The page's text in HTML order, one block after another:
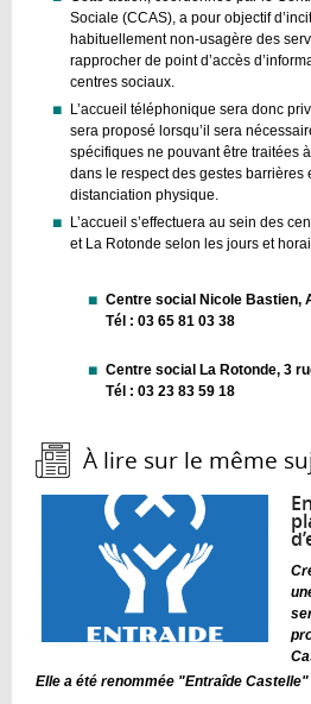
Sociale (CCAS), a pour objectif
habituellement non-usagère des
rapprocher de point d’accès
centres sociaux.
L’accueil téléphonique sera donc
sera proposé lorsqu’il sera
spécifiques ne pouvant être traitées
dans le respect des gestes barrières
distanciation physique.
L’accueil s’effectuera au sein des
et La Rotonde selon les jours et
Centre social Nicole Bastien,
Tél : 03 65 81 03 38
Centre social La Rotonde, 3
Tél : 03 23 83 59 18
À lire sur le même
Elle a été renommée "Entraîde Castelle"